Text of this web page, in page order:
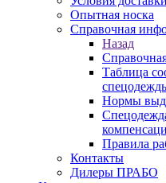
Опытная носка
Справочная
Назад
Таблица
Нормы
Правила
Контакты
Дилеры ПРАБО